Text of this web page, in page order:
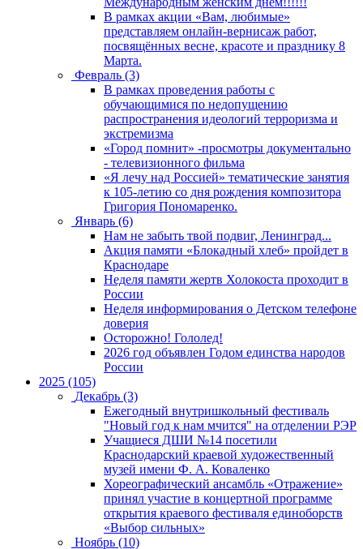
В рамках акции «Вам, любимые»
представляем онлайн-вернисаж работ,
посвящённых весне, красоте и празднику 8
Марта.
Февраль (3)
В рамках проведения работы с
обучающимися по недопущению
распространения идеологий терроризма и
экстремизма
«Город помнит» -просмотры документально
- телевизионного фильма
«Я лечу над Россией» тематические занятия
к 105-летию со дня рождения композитора
Григория Пономаренко.
Январь (6)
Нам не забыть твой подвиг, Ленинград...
Акция памяти «Блокадный хлеб» пройдет в
Краснодаре
Неделя памяти жертв Холокоста проходит в
России
Неделя информирования о Детском телефоне
доверия
Осторожно! Гололед!
2026 год объявлен Годом единства народов
России
2025 (105)
Декабрь (3)
Ежегодный внутришкольный фестиваль
"Новый год к нам мчится" на отделении РЭР
Учащиеся ДШИ №14 посетили
Краснодарский краевой художественный
музей имени Ф. А. Коваленко
Хореографический ансамбль «Отражение»
принял участие в концертной программе
открытия краевого фестиваля единоборств
«Выбор сильных»
Ноябрь (10)